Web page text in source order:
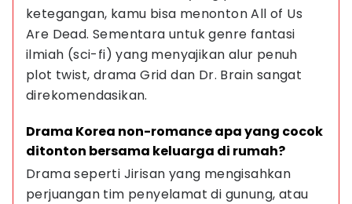
ketegangan, kamu bisa menonton All of Us
Are Dead. Sementara untuk genre fantasi
ilmiah (sci-fi) yang menyajikan alur penuh
plot twist, drama Grid dan Dr. Brain sangat
direkomendasikan.
Drama Korea non-romance apa yang cocok
ditonton bersama keluarga di rumah?
Drama seperti Jirisan yang mengisahkan
perjuangan tim penyelamat di gunung, atau